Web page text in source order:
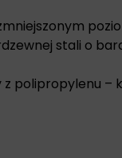
stali o
polipropylenu –